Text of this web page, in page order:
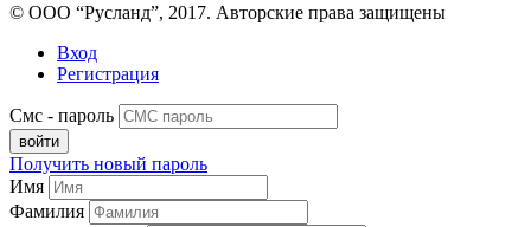
© ООО “Русланд”, 2017. Авторские права защищены
Вход
Регистрация
Смс - пароль
Получить новый пароль
Имя
Фамилия